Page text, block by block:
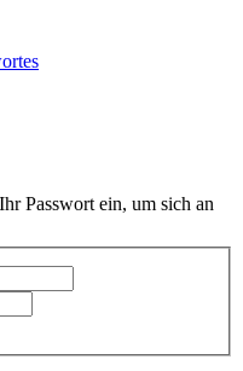
Passwort ein, um sich an